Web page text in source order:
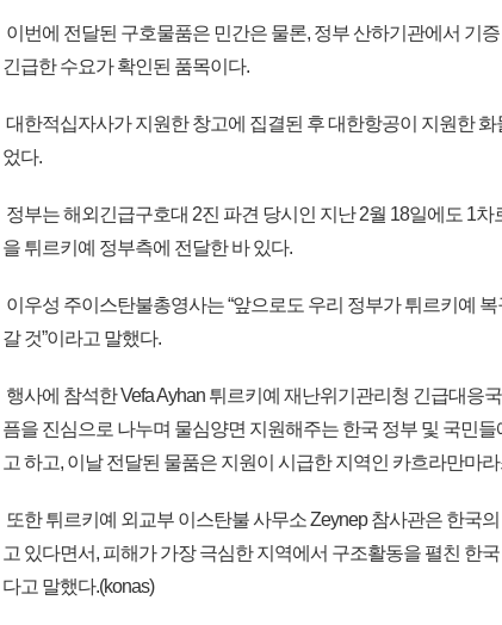
이번에 전달된 구호물품은 민간은 물론, 정부 산하기관에서 기
긴급한 수요가 확인된 품목이다.
대한적십자사가 지원한 창고에 집결된 후 대한항공이 지원한
었다.
정부는 해외긴급구호대 2진 파견 당시인 지난 2월 18일에도 1
을 튀르키예 정부측에 전달한 바 있다.
이우성 주이스탄불총영사는 “앞으로도 우리 정부가 튀르키예
갈 것”이라고 말했다.
행사에 참석한 Vefa Ayhan 튀르키예 재난위기관리청 긴급대응
픔을 진심으로 나누며 물심양면 지원해주는 한국 정부 및 국민
고 하고, 이날 전달된 물품은 지원이 시급한 지역인 카흐라만마
또한 튀르키예 외교부 이스탄불 사무소 Zeynep 참사관은 한국
고 있다면서, 피해가 가장 극심한 지역에서 구조활동을 펼친 한
다고 말했다.(konas)